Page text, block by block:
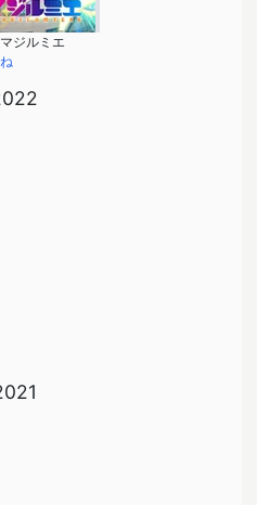
ジルミエ